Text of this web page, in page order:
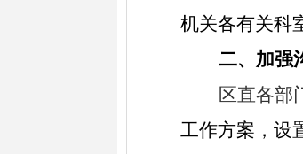
机关各有关科
二、加强
区直各部
工作方案，设